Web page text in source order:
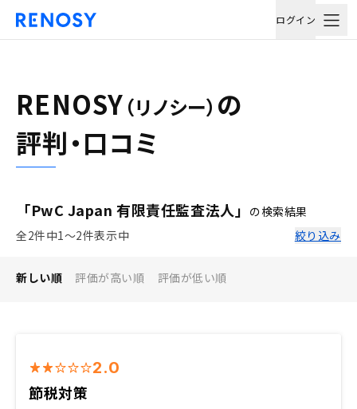
ログイン
RENOSY （リノシー） の
評判・口コミ
「PwC Japan 有限責任監査法人」 の検索結果
全2件中1〜2件表示中
絞り込み
新しい順 評価が高い順 評価が低い順
2.0
節税対策